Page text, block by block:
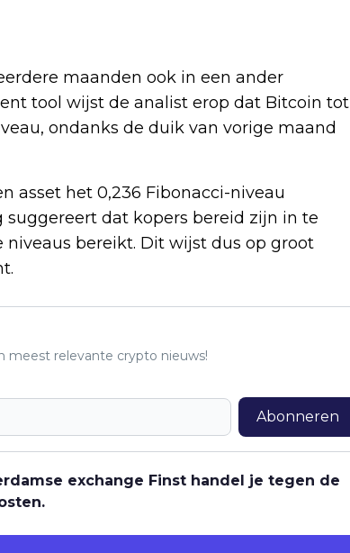
maanden ook in een ander
tool wijst de analist erop dat Bitcoin tot
ondanks de duik van vorige maand
asset het 0,236 Fibonacci-niveau
dat kopers bereid zijn in te
bereikt. Dit wijst dus op groot
meest relevante crypto nieuws!
Abonneren
exchange Finst handel je tegen de